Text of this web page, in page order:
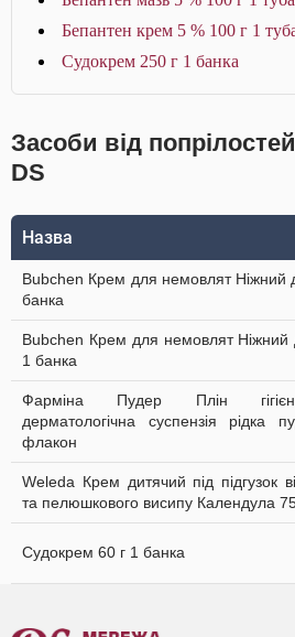
Бепантен крем 5 % 100 г 1
Судокрем 250 г 1 банка
Засоби від
DS
Назва
Bubchen Крем для немовлят Ніжний
банка
Bubchen Крем для немовлят
1 банка
Фарміна Пудер Плін
дерматологічна суспензія рідка
флакон
Weleda Крем дитячий під підгузок
та пелюшкового висипу Календула
Судокрем 60 г 1 банка